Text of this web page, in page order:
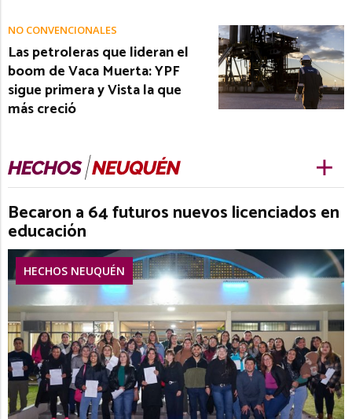
NO CONVENCIONALES
Las petroleras que lideran el
boom de Vaca Muerta: YPF
sigue primera y Vista la que
más creció
Becaron a 64 futuros nuevos licenciados en
educación
HECHOS NEUQUÉN